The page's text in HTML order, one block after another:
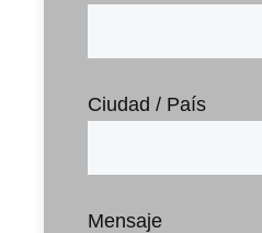
Ciudad / País
Mensaje